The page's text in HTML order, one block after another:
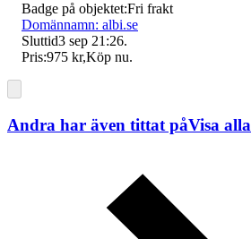
Badge på objektet:Fri frakt
Domännamn: albi.se
Sluttid3 sep 21:26.
Pris:975 kr,Köp nu.
Andra har även tittat påVisa alla